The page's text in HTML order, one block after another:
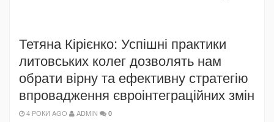
Тетяна Кірієнко: Успішні практики
литовських колег дозволять нам
обрати вірну та ефективну стратегію
впровадження євроінтеграційних змін
4 РОКИ AGO ADMIN 0